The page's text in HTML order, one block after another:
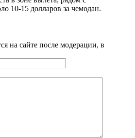
10-15 долларов за чемодан.
на сайте после модерации, в